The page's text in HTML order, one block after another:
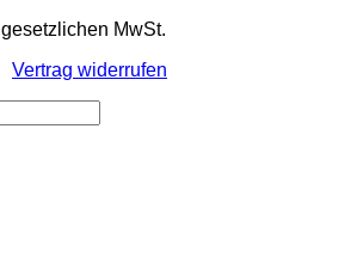
MwSt.
Vertrag widerrufen